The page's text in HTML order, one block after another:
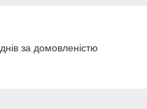
за домовленістю